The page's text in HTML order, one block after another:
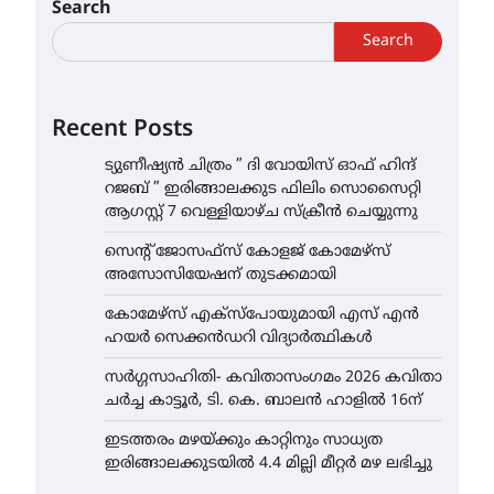
Search
Search
Recent Posts
ട്യുണീഷ്യൻ ചിത്രം ” ദി വോയിസ് ഓഫ് ഹിന്ദ്
റജബ് ” ഇരിങ്ങാലക്കുട ഫിലിം സൊസൈറ്റി
ആഗസ്റ്റ് 7 വെള്ളിയാഴ്ച സ്‌ക്രീൻ ചെയ്യുന്നു
സെന്റ് ജോസഫ്സ് കോളജ് കോമേഴ്‌സ്
അസോസിയേഷന് തുടക്കമായി
കോമേഴ്സ് എക്സ്പോയുമായി എസ് എൻ
ഹയർ സെക്കൻഡറി വിദ്യാർത്ഥികൾ
സർഗ്ഗസാഹിതി- കവിതാസംഗമം 2026 കവിതാ
ചർച്ച കാട്ടൂർ, ടി. കെ. ബാലൻ ഹാളിൽ 16ന്
ഇടത്തരം മഴയ്ക്കും കാറ്റിനും സാധ്യത
ഇരിങ്ങാലക്കുടയിൽ 4.4 മില്ലി മീറ്റർ മഴ ലഭിച്ചു